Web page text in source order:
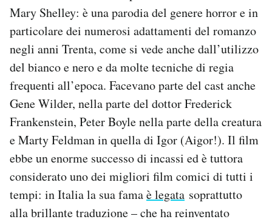
Mary Shelley: è una parodia del genere horror e in
particolare dei numerosi adattamenti del romanzo
negli anni Trenta, come si vede anche dall’utilizzo
del bianco e nero e da molte tecniche di regia
frequenti all’epoca. Facevano parte del cast anche
Gene Wilder, nella parte del dottor Frederick
Frankenstein, Peter Boyle nella parte della creatura
e Marty Feldman in quella di Igor (Aigor!). Il film
ebbe un enorme successo di incassi ed è tuttora
considerato uno dei migliori film comici di tutti i
tempi: in Italia la sua famaè legata soprattutto
alla brillante traduzione – che ha reinventato